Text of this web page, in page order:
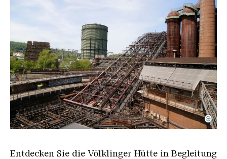
Der Erzschrägaufzug der Völklinger Hütte mit
Copyright: Weltkulturerbe Völklinger Hütte | Karl
©
Entdecken Sie die Völklinger Hütte in Begleitung